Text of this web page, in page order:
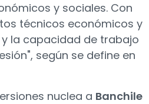
y sociales. Con
técnicos económicos y
la capacidad de trabajo
según se define en
nuclea a Banchile